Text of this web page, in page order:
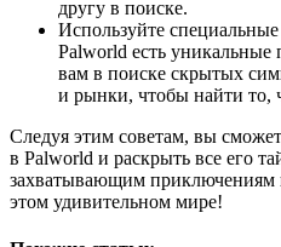
другу в поиске.
Используйте
Palworld есть
вам в поиске скрытых
и рынки, чтобы найти то,
Следуя этим советам, вы
в Palworld и раскрыть все его
захватывающим приключениям
этом удивительном мире!